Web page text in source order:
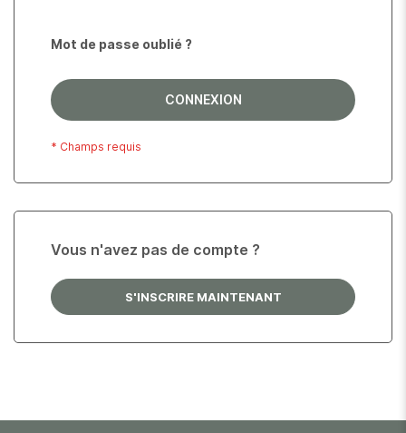
Mot de passe oublié ?
CONNEXION
Vous n'avez pas de compte ?
S'INSCRIRE MAINTENANT